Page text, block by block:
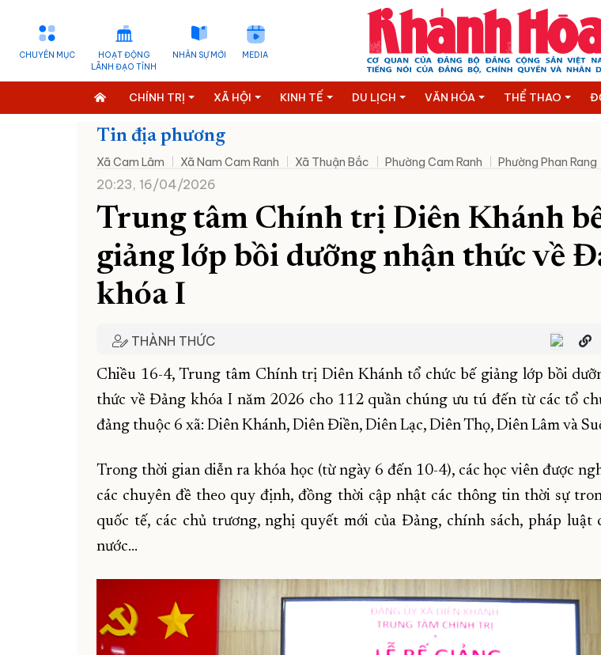
CHUYÊN MỤC
HOẠT ĐỘNG
LÃNH ĐẠO TỈNH
NHÂN SỰ MỚI MEDIA
CHÍNH TRỊ XÃ HỘI KINH TẾ DU LỊCH VĂN HÓA THỂ THAO
Tin địa phương
Xã Cam Lâm Xã Nam Cam Ranh Xã Thuận Bắc Phường Cam Ranh Phường Phan Rang
20:23, 16/04/2026
Trung tâm Chính trị Diên Khánh
giảng lớp bồi dưỡng nhận thức về
khóa I
THÀNH THỨC
Chiều 16-4, Trung tâm Chính trị Diên Khánh tổ chức bế giảng lớp bồi
thức về Đảng khóa I năm 2026 cho 112 quần chúng ưu tú đến từ các tổ
đảng thuộc 6 xã: Diên Khánh, Diên Điền, Diên Lạc, Diên Thọ, Diên Lâm và
Trong thời gian diễn ra khóa học (từ ngày 6 đến 10-4), các học viên được
các chuyên đề theo quy định, đồng thời cập nhật các thông tin thời sự
quốc tế, các chủ trương, nghị quyết mới của Đảng, chính sách, pháp luật
nước...